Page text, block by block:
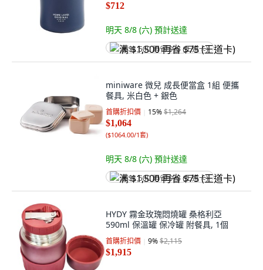
$712
明天 8/8 (六) 預計送達
满 $1,500 再省 $75 (王道卡)
miniware 微兒 成長便當盒 1組 便攜
餐具, 米白色 + 銀色
首購折扣價 15%$1,264
$1,064
($1064.00/1套)
明天 8/8 (六) 預計送達
满 $1,500 再省 $75 (王道卡)
HYDY 霧金玫瑰悶燒罐 桑格利亞
590ml 保溫罐 保冷罐 附餐具, 1個
首購折扣價 9%$2,115
$1,915